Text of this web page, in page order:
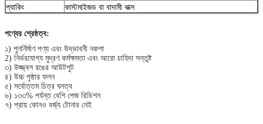
প্যাকিং
কাস্টমাইজড বা বাদামী বাক্স
পণ্যের শ্রেষ্ঠত্ব:
১) পুনর্নির্মাণ পণ্য এবং উদ্ভাবনী নকশা
2) নির্ভরযোগ্য মুদ্রণ কর্মক্ষমতা এবং আরো চাহিদা সন্তুষ্ট
৩) উজ্জ্বল রঙের আউটপুট
৪) উচ্চ পৃষ্ঠার ফলন
৫) সর্বোত্তম চিত্র ঘনত্ব
৬) ১৩৩% পর্যন্ত বেশি পেজ রিডিশন
৭) প্রায় কোনও বর্জ্য টোনার নেই